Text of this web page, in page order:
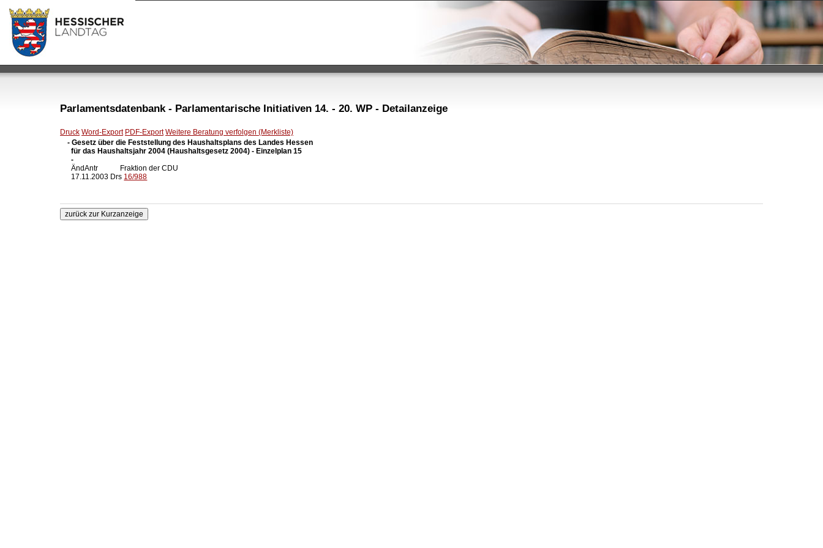
Parlamentsdatenbank - Parlamentarische Initiativen 14. - 20. WP - Detailanzeige
Druck Word-Export PDF-Export Weitere Beratung verfolgen (Merkliste)
- Gesetz über die Feststellung des Haushaltsplans des Landes Hessen
  für das Haushaltsjahr 2004 (Haushaltsgesetz 2004) - Einzelplan 15
  -
ÄndAntr            Fraktion der CDU
  17.11.2003 Drs
16/988